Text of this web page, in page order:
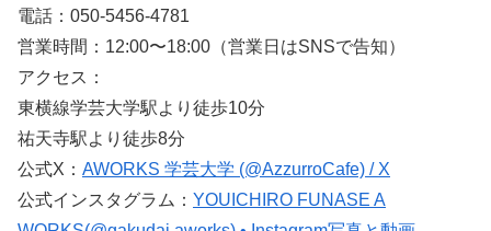
電話：050-5456-4781
営業時間：12:00〜18:00（営業日はSNSで告知）
アクセス：
東横線学芸大学駅より徒歩10分
祐天寺駅より徒歩8分
公式X： AWORKS 学芸大学 (@AzzurroCafe) / X
公式インスタグラム： YOUICHIRO FUNASE A